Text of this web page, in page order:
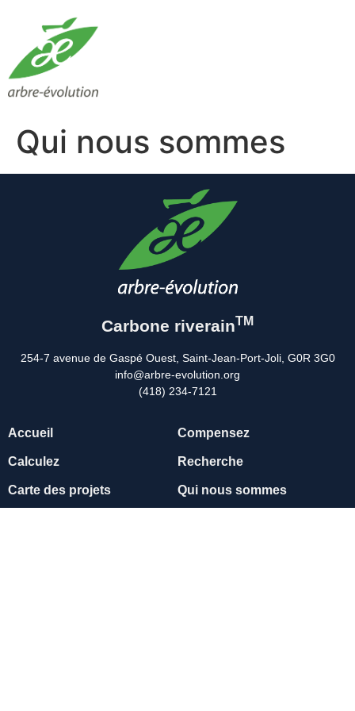
Qui nous sommes
Carbone riverainTM
254-7 avenue de Gaspé Ouest, Saint-Jean-Port-Joli, G0R 3G0
info@arbre-evolution.org
(418) 234-7121
Accueil
Calculez
Carte des projets
Compensez
Recherche
Qui nous sommes